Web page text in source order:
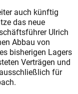
auch künftig
das neue
Ulrich
Abbau von
bisherigen Lagers
Verträgen und
für